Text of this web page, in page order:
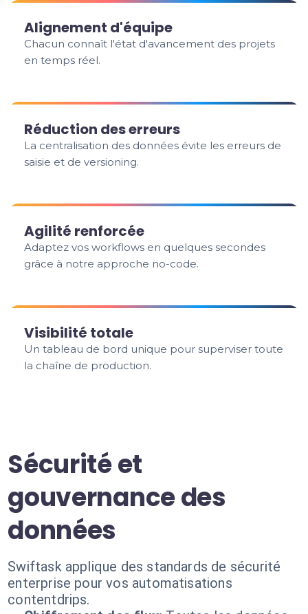
Alignement d'équipe
Chacun connaît l'état d'avancement des projets
en temps réel.
Réduction des erreurs
La centralisation des données évite les erreurs de
saisie et de versioning.
Agilité renforcée
Adaptez vos workflows en quelques secondes
grâce à notre approche no-code.
Visibilité totale
Un tableau de bord unique pour superviser toute
la chaîne de production.
Sécurité et
gouvernance des
données
Swiftask applique des standards de sécurité
enterprise pour vos automatisations
contentdrips.